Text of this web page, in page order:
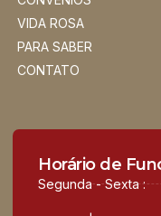
VIDA ROSA
PARA SABER
CONTATO
Horário de
Segunda - Sexta :